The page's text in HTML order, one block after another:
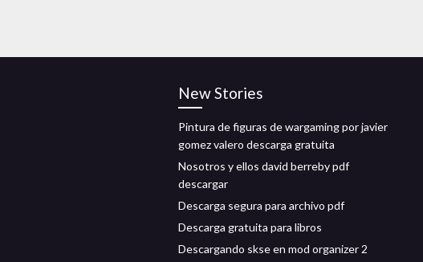
New Stories
Pintura de figuras de wargaming por javier
gomez valero descarga gratuita
Nosotros y ellos david berreby pdf
descargar
Descarga segura para archivo pdf
Descarga gratuita para libros
Descargando skse en mod organizer 2